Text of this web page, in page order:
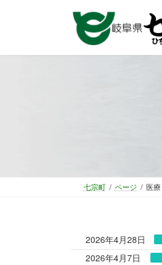
七宗町 ページ 医療
2026年4月28日
2026年4月7日